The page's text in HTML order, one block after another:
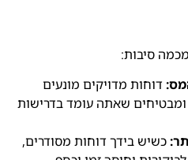
סיבות:
דוחות מדויקים מונעים
שאתה עומד בדרישות
כשיש בידך דוחות מסודרים,